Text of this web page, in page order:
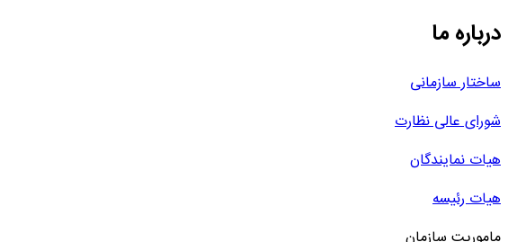
درباره ما
ساختار سازمانی
شورای عالی نظارت
هیات نمایندگان
هیات رئیسه